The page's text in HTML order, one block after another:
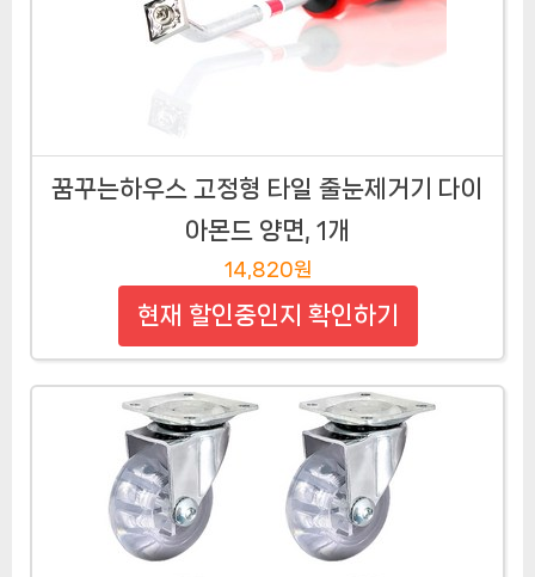
꿈꾸는하우스 고정형 타일 줄눈제거기 다이
아몬드 양면, 1개
14,820원
현재 할인중인지 확인하기